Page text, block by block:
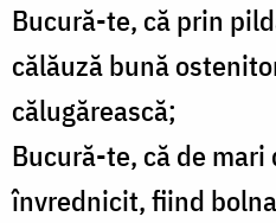
Bucură-te, că prin
călăuză bună
călugărească;
Bucură-te, că de
învrednicit, fiind